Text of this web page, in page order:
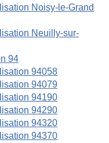
Noisy-le-Grand
Neuilly-sur-
94
94058
94079
94190
94290
94320
94370